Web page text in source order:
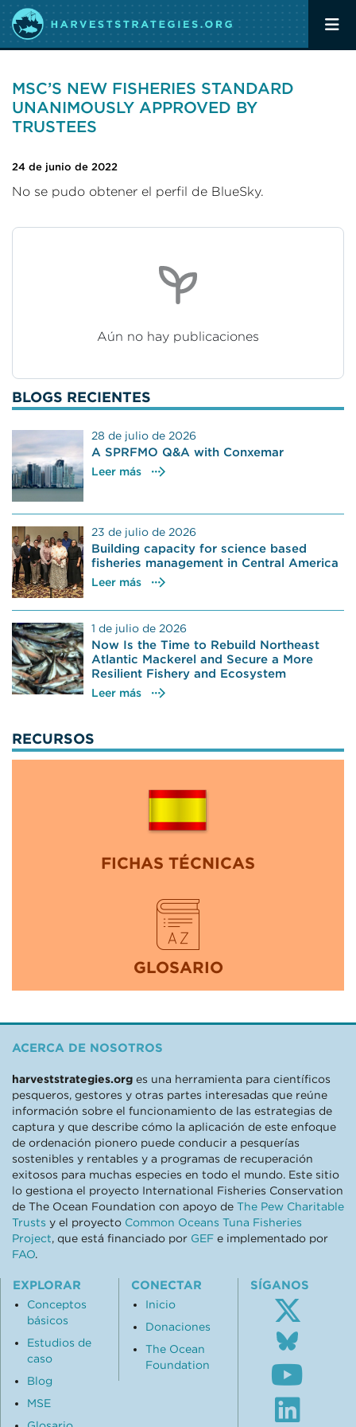
MSC’S NEW FISHERIES STANDARD
UNANIMOUSLY APPROVED BY
TRUSTEES
24 de junio de 2022
No se pudo obtener el perfil de BlueSky.
Aún no hay publicaciones
BLOGS RECIENTES
28 de julio de 2026
A SPRFMO Q&A with Conxemar
Leer más
23 de julio de 2026
Building capacity for science based
fisheries management in Central America
Leer más
1 de julio de 2026
Now Is the Time to Rebuild Northeast
Atlantic Mackerel and Secure a More
Resilient Fishery and Ecosystem
Leer más
RECURSOS
FICHAS TÉCNICAS
GLOSARIO
ACERCA DE NOSOTROS
harveststrategies.org es una herramienta para científicos
pesqueros, gestores y otras partes interesadas que reúne
información sobre el funcionamiento de las estrategias de
captura y que describe cómo la aplicación de este enfoque
de ordenación pionero puede conducir a pesquerías
sostenibles y rentables y a programas de recuperación
exitosos para muchas especies en todo el mundo. Este sitio
lo gestiona el proyecto International Fisheries Conservation
de The Ocean Foundation con apoyo de The Pew Charitable
Trusts y el proyecto Common Oceans Tuna Fisheries
Project, que está financiado por GEF e implementado por
FAO.
EXPLORAR
Conceptos
básicos
Estudios de
caso
Blog
MSE
CONECTAR
Inicio
Donaciones
The Ocean
Foundation
SÍGANOS
us
on
to
our
Visit
our